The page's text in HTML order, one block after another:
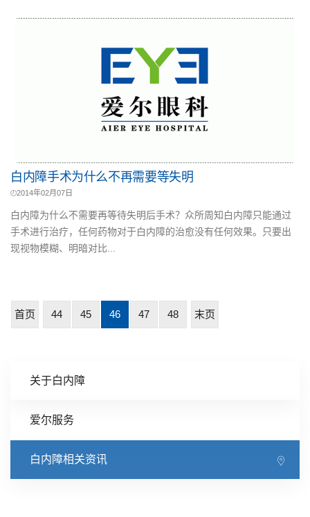
关于白内障
爱尔服务
白内障相关资讯
白内障手术为什么不再需要等失明
2014年02月07日
白内障为什么不需要再等待失明后手术？众所周知白内障只能通过
手术进行治疗，任何药物对于白内障的治愈没有任何效果。只要出
现视物模糊、明暗对比...
首页 44 45 46 47 48 末页